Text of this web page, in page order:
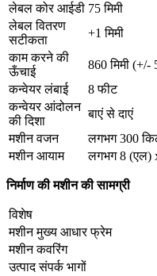
लेबल कोर आईडी 75 मिमी
लेबल वितरण
सटीकता
+1 मिमी
काम करने की
ऊँचाई
860 मिमी (+/-
कन्वेयर लंबाई
8 फीट
कन्वेयर आंदोलन
की दिशा
बाएं से दाएं
मशीन वजन
लगभग 300
मशीन आयाम
लगभग 8 (एल)
निर्माण की मशीन की सामग्री
विशेष
मशीन मुख्य आधार फ्रेम
मशीन कवरिंग
उत्पाद संपर्क भागों